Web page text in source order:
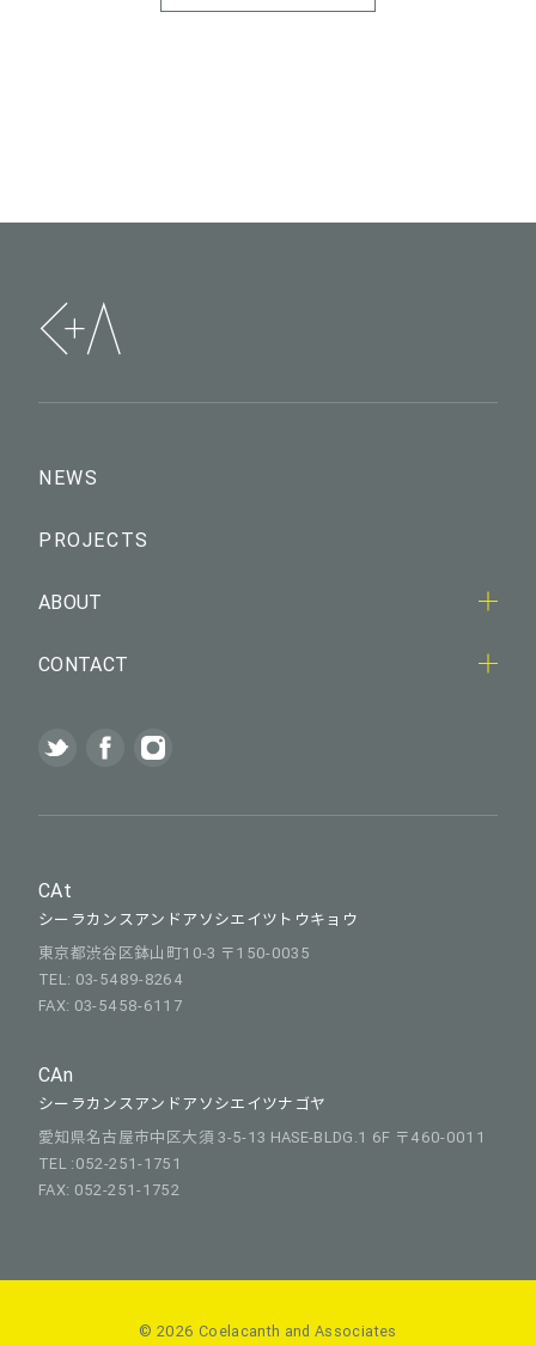
NEWS
PROJECTS
ABOUT
CONTACT
CAt
シーラカンスアンドアソシエイツトウキョウ
東京都渋谷区鉢山町10-3 〒150-0035
TEL: 03-5489-8264
FAX: 03-5458-6117
CAn
シーラカンスアンドアソシエイツナゴヤ
愛知県名古屋市中区大須 3-5-13 HASE-BLDG.1 6F 〒460-0011
TEL :052-251-1751
FAX: 052-251-1752
© 2026 Coelacanth and Associates